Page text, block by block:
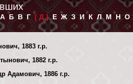
А Б В Г [ Д ] Е Ж З И К Л М Н О
1883 г.р.
1882 г.р.
Адамович, 1886 г.р.